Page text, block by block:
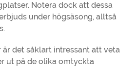
Notera dock att dessa
under högsäsong, alltså
är det såklart intressant att veta
ut på de olika omtyckta